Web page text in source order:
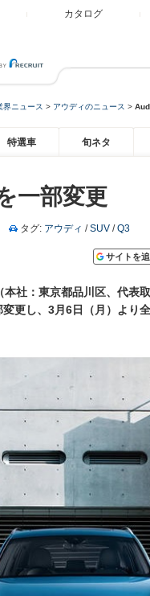
カタログ
界ニュース > アウディのニュース >
特選車 旬ネタ
一部変更
タグ: アウディ /SUV /Q3
サイトを
社：東京都品川区、代表
更し、3月6日（月）より